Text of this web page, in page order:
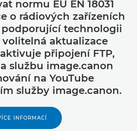
normu EU EN 18031
o rádiových zařízeních
technologii
volitelná aktualizace
připojení FTP,
službu image.canon
na YouTube
služby image.canon.
INFORMACÍ